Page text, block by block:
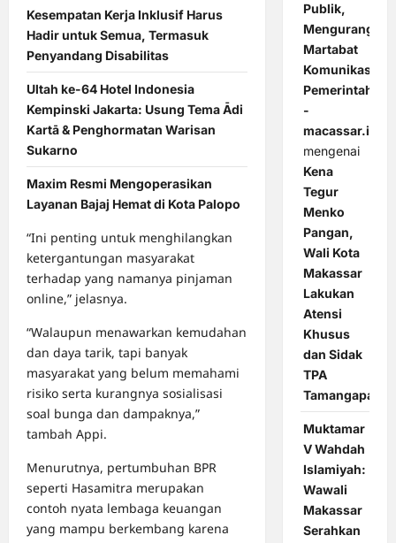
Kesempatan Kerja Inklusif Harus
Hadir untuk Semua, Termasuk
Penyandang Disabilitas
Ultah ke-64 Hotel Indonesia
Kempinski Jakarta: Usung Tema Ādi
Kartā & Penghormatan Warisan
Sukarno
Maxim Resmi Mengoperasikan
Layanan Bajaj Hemat di Kota Palopo
“Ini penting untuk menghilangkan
ketergantungan masyarakat
terhadap yang namanya pinjaman
online,” jelasnya.
“Walaupun menawarkan kemudahan
dan daya tarik, tapi banyak
masyarakat yang belum memahami
risiko serta kurangnya sosialisasi
soal bunga dan dampaknya,”
tambah Appi.
Menurutnya, pertumbuhan BPR
seperti Hasamitra merupakan
contoh nyata lembaga keuangan
yang mampu berkembang karena
Publik,
Mengurangi
Martabat
Komunikasi
Pemerintahan
-
macassar.id
mengenai
Kena
Tegur
Menko
Pangan,
Wali Kota
Makassar
Lakukan
Atensi
Khusus
dan Sidak
TPA
Tamangapa
Muktamar
V Wahdah
Islamiyah:
Wawali
Makassar
Serahkan